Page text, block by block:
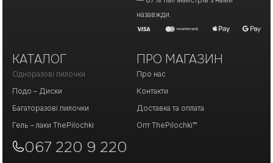
назавжди.
КАТАЛОГ
Одноразові пилочки
Подо – Диски
Багаторазові пилочки
Гель – лаки ThePilochki
ПРО МАГАЗИН
Про нас
Контакти
Доставка та оплата
Опт ThePilochki™
067 220 9 220